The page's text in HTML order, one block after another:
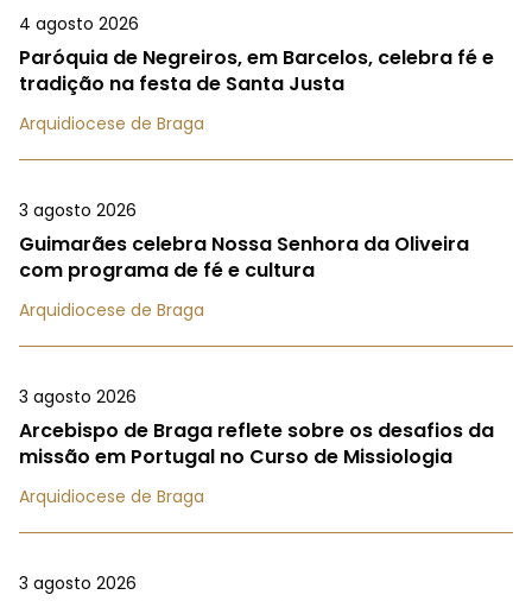
4 agosto 2026
Paróquia de Negreiros, em Barcelos, celebra fé e
tradição na festa de Santa Justa
Arquidiocese de Braga
3 agosto 2026
Guimarães celebra Nossa Senhora da Oliveira
com programa de fé e cultura
Arquidiocese de Braga
3 agosto 2026
Arcebispo de Braga reflete sobre os desafios da
missão em Portugal no Curso de Missiologia
Arquidiocese de Braga
3 agosto 2026